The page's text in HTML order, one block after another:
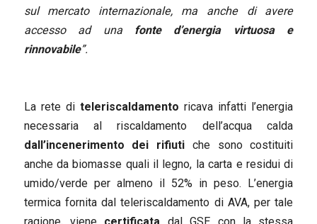
sul mercato internazionale, ma anche di avere
accesso ad una fonte d’energia virtuosa e
rinnovabile”.
La rete di teleriscaldamento ricava infatti l’energia
necessaria al riscaldamento dell’acqua calda
dall’incenerimento dei rifiuti che sono costituiti
anche da biomasse quali il legno, la carta e residui di
umido/verde per almeno il 52% in peso. L’energia
termica fornita dal teleriscaldamento di AVA, per tale